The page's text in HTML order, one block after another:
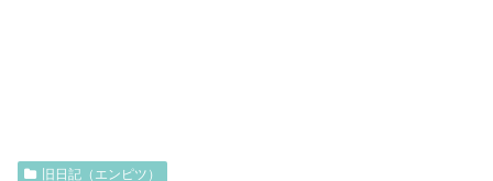
旧日記（エンピツ）